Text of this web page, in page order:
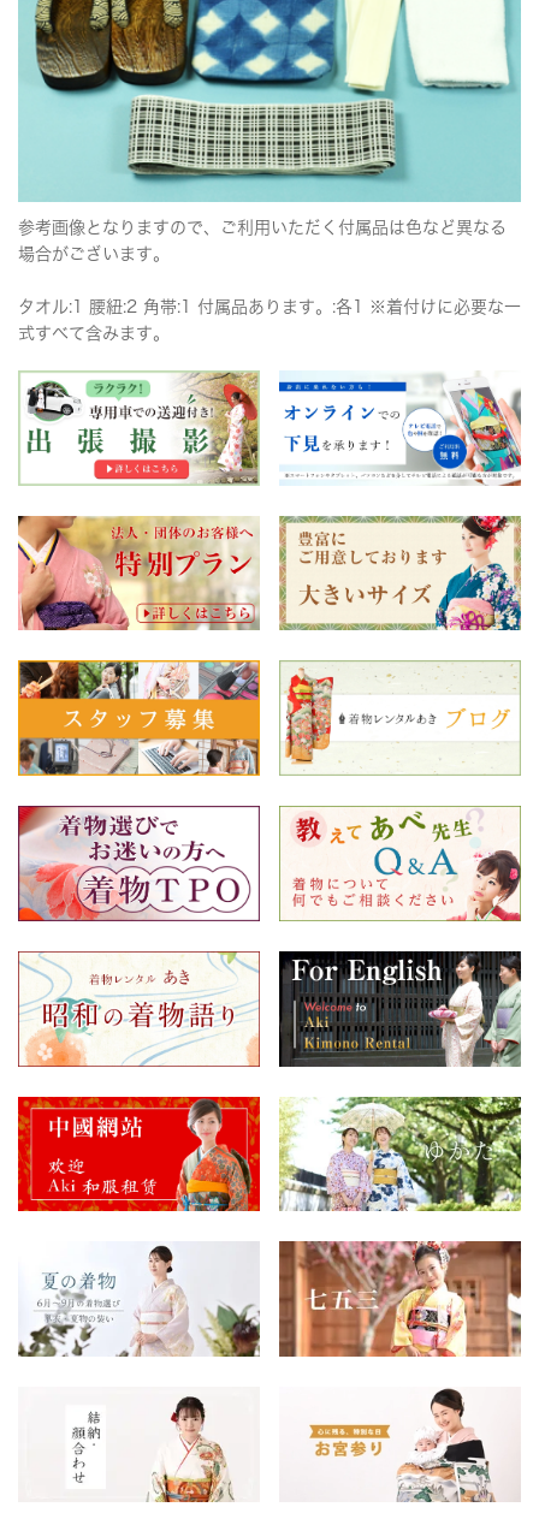
参考画像となりますので、ご利用いただく付属品は色など異なる
場合がございます。
タオル:1 腰紐:2 角帯:1 付属品あります。:各1 ※着付けに必要な一
式すべて含みます。